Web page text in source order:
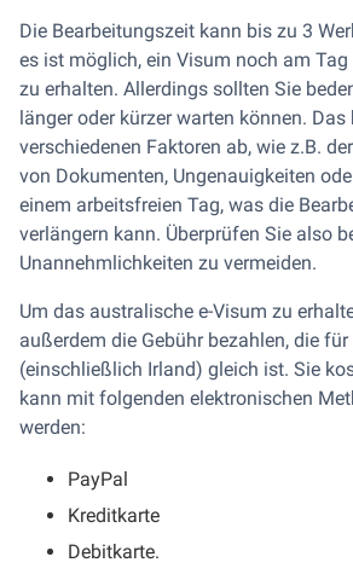
Die Bearbeitungszeit kann bis zu 3
es ist möglich, ein Visum noch am
zu erhalten. Allerdings sollten Sie
länger oder kürzer warten können. Das
verschiedenen Faktoren ab, wie z.B.
von Dokumenten, Ungenauigkeiten
einem arbeitsfreien Tag, was die
verlängern kann. Überprüfen Sie also
Unannehmlichkeiten zu vermeiden.
Um das australische e-Visum zu
außerdem die Gebühr bezahlen, die
(einschließlich Irland) gleich ist. Sie
kann mit folgenden elektronischen
werden:
PayPal
Kreditkarte
Debitkarte.